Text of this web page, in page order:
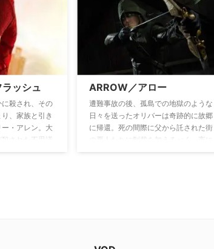
していると、
のため警官た
のジョン・ス
の中から血の
り裂きジャッ
が、彼はタイ
しまう。安全
に戻ってきた
ョンを追うウ
代のニューヨ
編集長のアシスタントの仕事が舞い込
む。採用されたベティは希望を胸に編
集部へと向かうが、そこには自分勝手
なお坊ちゃま編集長ダニエルや嫌味な
受付嬢アマンダ、さらに「MODE」を
乗っ取ろうとする悪女ウィルミナな
ど、あまりにも強烈な社員たちが待ち
ッシュ
殺され、その
、家族と引き
・アレン。大
殺された不思議
ARROW／アロー
遭難事故の後、孤島での地獄のような
日々を送ったオリバーは奇跡的に故郷
に帰還。死の間際に父から託された街
の悪人たちに制裁を加えるべく、夜に